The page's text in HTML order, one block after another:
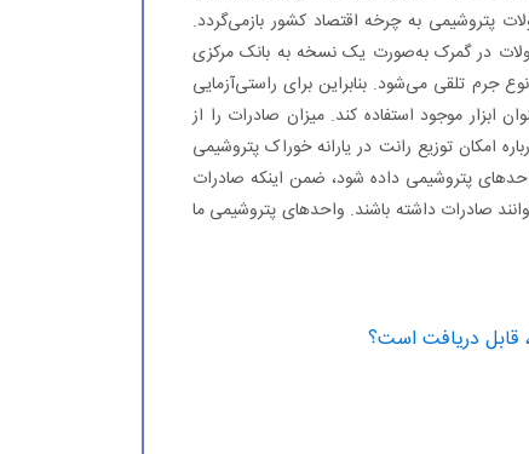
پتروشیمی به چرخه اقتصاد کشور بازمی‌گردد.
در گمرک به‌صورت یک نسخه به بانک مرکزی
جرم تلقی می‌شود. بنابراین برای راستی‌آزمایی
ابزار موجود استفاده کند. میزان صادرات را از
امکان توزیع رانت در یارانه خوراک پتروشیمی
که خوراک با نرخ سه هزارو ۸۰۰تومان به واحدهای پتروشیمی داده شود، ضمن اینکه صادرات
صادرات داشته باشند. واحدهای پتروشیمی ما